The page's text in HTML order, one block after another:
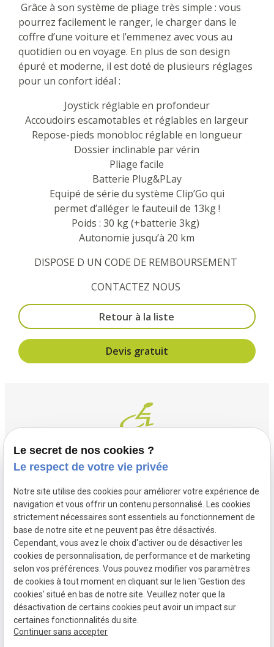
Grâce à son système de pliage très simple : vous
pourrez facilement le ranger, le charger dans le
coffre d’une voiture et l’emmenez avec vous au
quotidien ou en voyage. En plus de son design
épuré et moderne, il est doté de plusieurs réglages
pour un confort idéal :
Joystick réglable en profondeur
Accoudoirs escamotables et réglables en largeur
Repose-pieds monobloc réglable en longueur
Dossier inclinable par vérin
Pliage facile
Batterie Plug&PLay
Equipé de série du système Clip’Go qui
permet d’alléger le fauteuil de 13kg !
Poids : 30 kg (+batterie 3kg)
Autonomie jusqu’à 20 km
DISPOSE D UN CODE DE REMBOURSEMENT
CONTACTEZ NOUS
Retour à la liste
Devis gratuit
Contact
03 20 32 97 37
flandremedical@gmail.com
1 Place Saint Piat
59113 SECLIN
Horaires
Lundi - Vendredi
09:00 - 12:00 et 14:00 - 18:30
Mentions
Politique de
Le secret de nos cookies ?
Le respect de votre vie privée
Notre site utilise des cookies pour améliorer votre expérience de
navigation et vous offrir un contenu personnalisé. Les cookies
strictement nécessaires sont essentiels au fonctionnement de
base de notre site et ne peuvent pas être désactivés.
Cependant, vous avez le choix d'activer ou de désactiver les
cookies de personnalisation, de performance et de marketing
selon vos préférences. Vous pouvez modifier vos paramètres
de cookies à tout moment en cliquant sur le lien 'Gestion des
cookies' situé en bas de notre site. Veuillez noter que la
désactivation de certains cookies peut avoir un impact sur
certaines fonctionnalités du site.
Continuer sans accepter